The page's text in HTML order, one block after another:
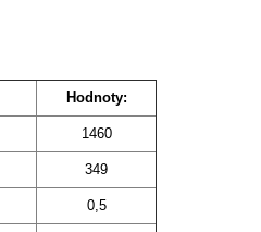
Hodnoty:
1460
349
0,5